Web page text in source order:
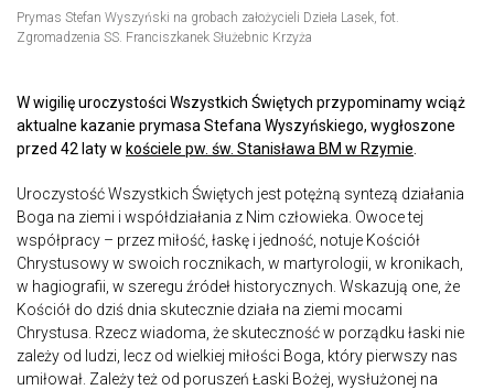
Prymas Stefan Wyszyński na grobach założycieli Dzieła Lasek, fot.
Zgromadzenia SS. Franciszkanek Służebnic Krzyża
W wigilię uroczystości Wszystkich Świętych przypominamy wciąż
aktualne kazanie prymasa Stefana Wyszyńskiego, wygłoszone
przed 42 laty w kościele pw. św. Stanisława BM w Rzymie
Uroczystość Wszystkich Świętych jest potężną syntezą działania
Boga na ziemi i współdziałania z Nim człowieka. Owoce tej
współpracy – przez miłość, łaskę i jedność, notuje Kościół
Chrystusowy w swoich rocznikach, w martyrologii, w kronikach,
w hagiografii, w szeregu źródeł historycznych. Wskazują one, że
Kościół do dziś dnia skutecznie działa na ziemi mocami
Chrystusa. Rzecz wiadoma, że skuteczność w porządku łaski nie
zależy od ludzi, lecz od wielkiej miłości Boga, który pierwszy nas
umiłował. Zależy też od poruszeń Łaski Bożej, wysłużonej na